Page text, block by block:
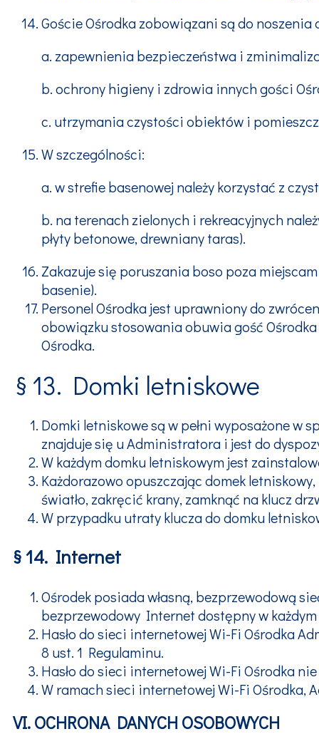
Goście Ośrodka zobowiązani są do
a. zapewnienia bezpieczeństwa i
b. ochrony higieny i zdrowia innych gości
c. utrzymania czystości obiektów i
W szczególności:
a. w strefie basenowej należy korzystać z
b. na terenach zielonych i rekreacyjnych
płyty betonowe, drewniany taras).
Zakazuje się poruszania boso poza
basenie).
Personel Ośrodka jest uprawniony do
obowiązku stosowania obuwia gość
Ośrodka.
§ 13. Domki letniskowe
Domki letniskowe są w pełni wyposażone
znajduje się u Administratora i jest do
W każdym domku letniskowym jest
Każdorazowo opuszczając domek
światło, zakręcić krany, zamknąć na klucz
W przypadku utraty klucza do domku
§ 14. Internet
Ośrodek posiada własną, bezprzewodową
bezprzewodowy Internet dostępny w
Hasło do sieci internetowej Wi-Fi Ośrodka
8 ust. 1 Regulaminu.
Hasło do sieci internetowej Wi-Fi Ośrodka
W ramach sieci internetowej Wi-Fi Ośrodka,
VI. OCHRONA DANYCH OSOBOWYCH